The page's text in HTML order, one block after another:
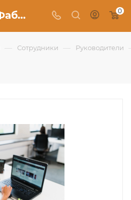
Светлана - Фабрика Uberture 0
— Сотрудники — Руководители